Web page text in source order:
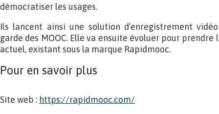
démocratiser les usages.
Ils lancent ainsi une solution d’enregistrement
garde des MOOC. Elle va ensuite évoluer pour
actuel, existant sous la marque Rapidmooc.
Pour en savoir plus
Site web : https://rapidmooc.com/